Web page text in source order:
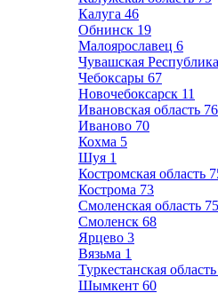
Калуга 46
Обнинск 19
Малоярославец 6
Чувашская
Чебоксары 67
Новочебоксарск 11
Ивановская область 76
Иваново 70
Кохма 5
Шуя 1
Костромская область
Кострома 73
Смоленская область 75
Смоленск 68
Ярцево 3
Вязьма 1
Туркестанская область
Шымкент 60